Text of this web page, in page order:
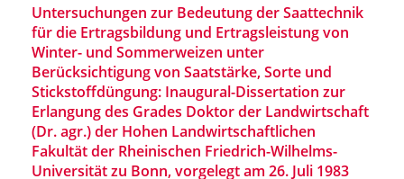
Untersuchungen zur Bedeutung der Saattechnik
für die Ertragsbildung und Ertragsleistung von
Winter- und Sommerweizen unter
Berücksichtigung von Saatstärke, Sorte und
Stickstoffdüngung: Inaugural-Dissertation zur
Erlangung des Grades Doktor der Landwirtschaft
(Dr. agr.) der Hohen Landwirtschaftlichen
Fakultät der Rheinischen Friedrich-Wilhelms-
Universität zu Bonn, vorgelegt am 26. Juli 1983